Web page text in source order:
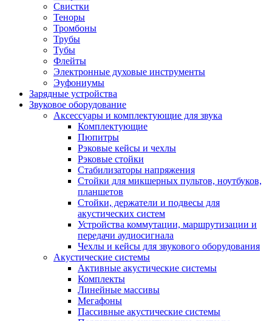
Свистки
Теноры
Тромбоны
Трубы
Тубы
Флейты
Электронные духовые инструменты
Эуфониумы
Зарядные устройства
Звуковое оборудование
Аксессуары и комплектующие для звука
Комплектующие
Пюпитры
Рэковые кейсы и чехлы
Рэковые стойки
Стабилизаторы напряжения
Стойки для микшерных пультов, ноутбуков,
планшетов
Стойки, держатели и подвесы для
акустических систем
Устройства коммутации, маршрутизации и
передачи аудиосигнала
Чехлы и кейсы для звукового оборудования
Акустические системы
Активные акустические системы
Комплекты
Линейные массивы
Мегафоны
Пассивные акустические системы